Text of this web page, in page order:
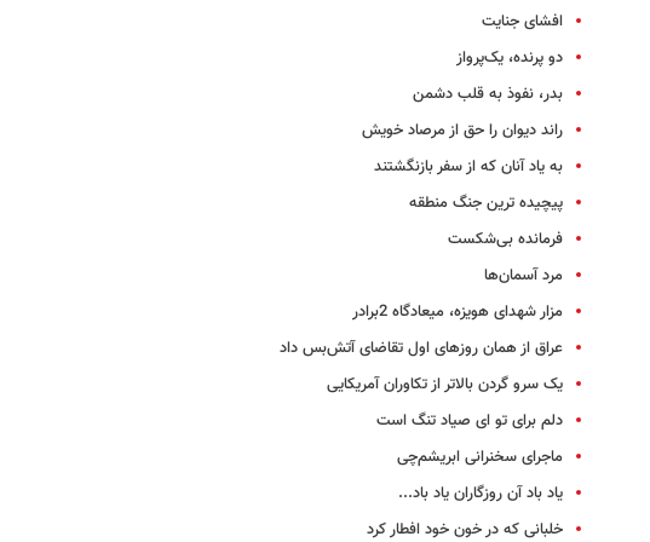
افشای جنایت
دو پرنده، یک‌پرواز
بدر، نفوذ به قلب دشمن
راند دیوان را حق از مرصاد خویش
به یاد آنان که از سفر بازنگشتند
پیچیده ترین جنگ منطقه
فرمانده بی‌شکست
مرد آسمان‌ها
مزار شهدای هویزه، میعادگاه 2برادر
عراق از همان روزهای اول تقاضای آتش‌بس داد
یک سرو گردن بالاتر از تکاوران آمریکایی
دلم برای تو ای صیاد تنگ است
ماجرای سخنرانی ابریشم‌چی
یاد باد آن روزگاران یاد باد...
خلبانی که در خون خود افطار کرد